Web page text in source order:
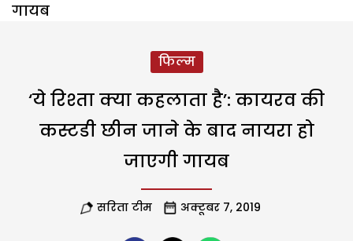
गायब
फिल्म
‘ये रिश्ता क्या कहलाता है’: कायरव की
कस्टडी छीन जाने के बाद नायरा हो
जाएगी गायब
सरिता टीम अक्टूबर 7, 2019